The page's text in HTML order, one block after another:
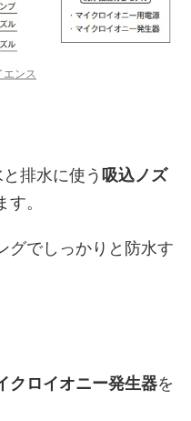
エンス
排水に使う 吸込ノズ
。
グでしっかりと防水す
クロイオニー発生器を